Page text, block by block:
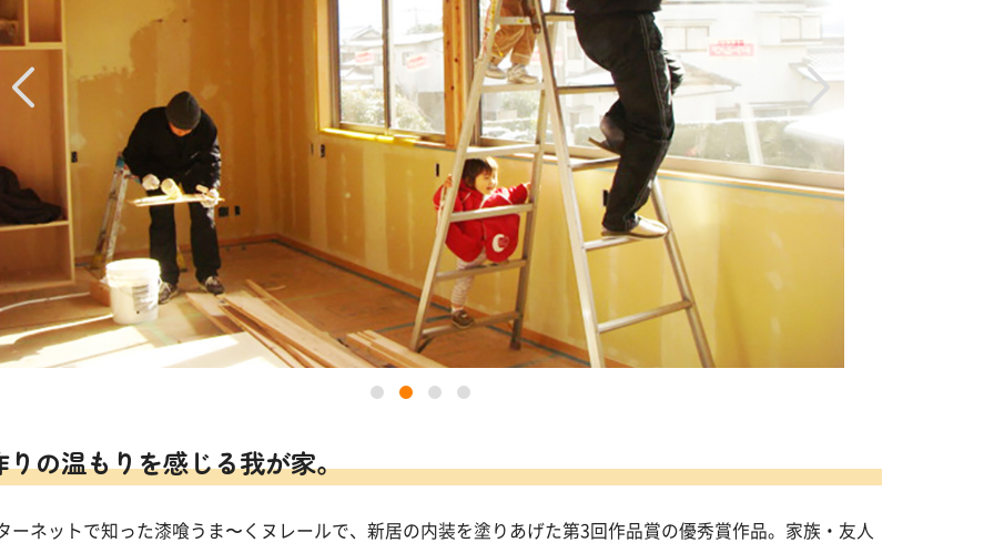
りの温もりを感じる我が家。
ーネットで知った漆喰うま〜くヌレールで、新居の内装を塗りあげた第3回作品賞の優秀賞作品。家族・友人